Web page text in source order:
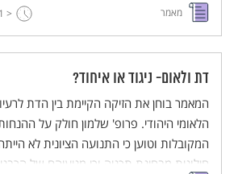
ביחס למורדי הגטאות ולקורבנות השואה והוא
מאמר < 1
דת ולאום- ניגוד או איחוד?
המאמר בוחן את הזיקה הקיימת בין הדת
הלאומי היהודי. פרופ' שלמון חולק על
המקובלות וטוען כי התנועה הציונית לא
חילונית מבחינת תכניה וכי מניעיהם של